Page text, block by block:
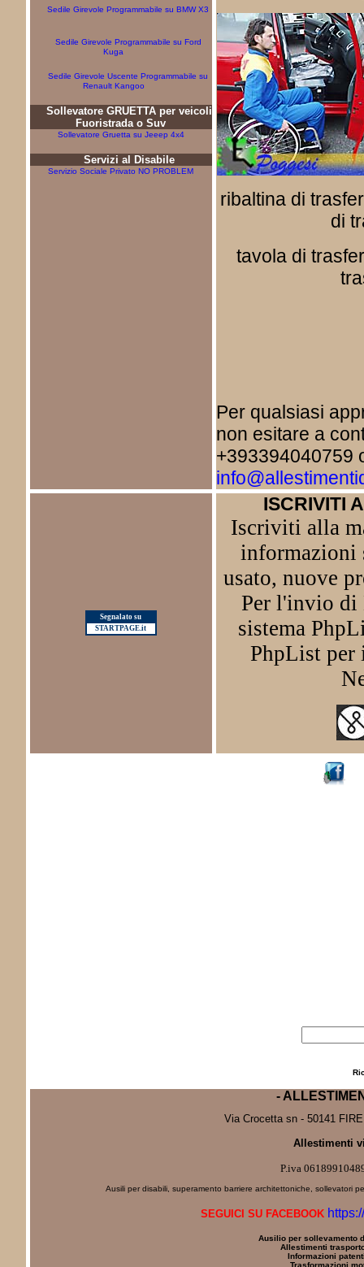
Sedile Girevole Programmabile su BMW X3
Sedile Girevole Programmabile su Ford
Kuga
Sedile Girevole Uscente Programmabile su
Renault Kangoo
Sollevatore GRUETTA per veicoli
Fuoristrada o Suv
Sollevatore Gruetta su Jeeep 4x4
Servizi al Disabile
Servizio Sociale Privato NO PROBLEM
ribaltina di
di
tavola di
Per qualsiasi
non esitare a
+393394040759
Segnalato su
STARTPAGE.it
ISCRIVITI
Iscriviti alla
informazioni
usato, nuove
Per l'invio di
sistema
PhpList per
-
Via Crocetta sn - 50141
Allestimenti
P.iva
Ausili per disabili, superamento barriere architettoniche, sollevatori
SEGUICI SU FACEBOOK
Ausilio per sollevamento
Allestimenti
Informazioni
Trasformazioni